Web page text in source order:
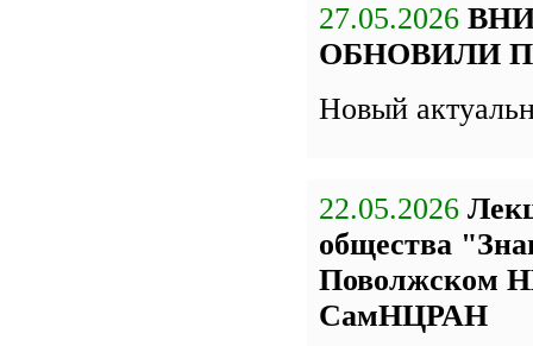
27.05.2026
ОБНОВИЛИ
Новый
22.05.2026
общества
Поволжском
СамНЦРАН